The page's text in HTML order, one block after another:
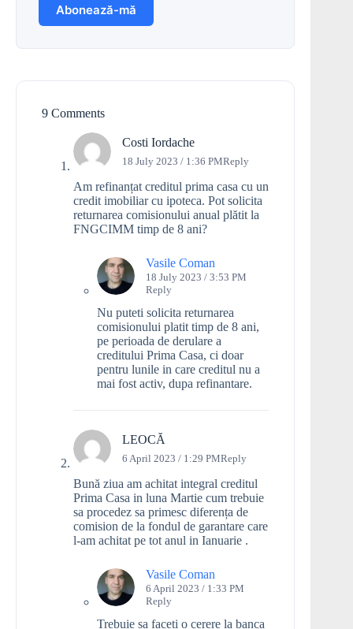
9 Comments
Costi Iordache
18 July 2023 / 1:36 PMReply
Am refinanțat creditul prima casa cu un
credit imobiliar cu ipoteca. Pot solicita
returnarea comisionului anual plătit la
FNGCIMM timp de 8 ani?
Vasile Coman
18 July 2023 / 3:53 PM
Reply
Nu puteti solicita returnarea
comisionului platit timp de 8 ani,
pe perioada de derulare a
creditului Prima Casa, ci doar
pentru lunile in care creditul nu a
mai fost activ, dupa refinantare.
LEOCĂ
6 April 2023 / 1:29 PMReply
Bună ziua am achitat integral creditul
Prima Casa in luna Martie cum trebuie
sa procedez sa primesc diferența de
comision de la fondul de garantare care
l-am achitat pe tot anul in Ianuarie .
Vasile Coman
6 April 2023 / 1:33 PM
Reply
Trebuie sa faceti o cerere la banca